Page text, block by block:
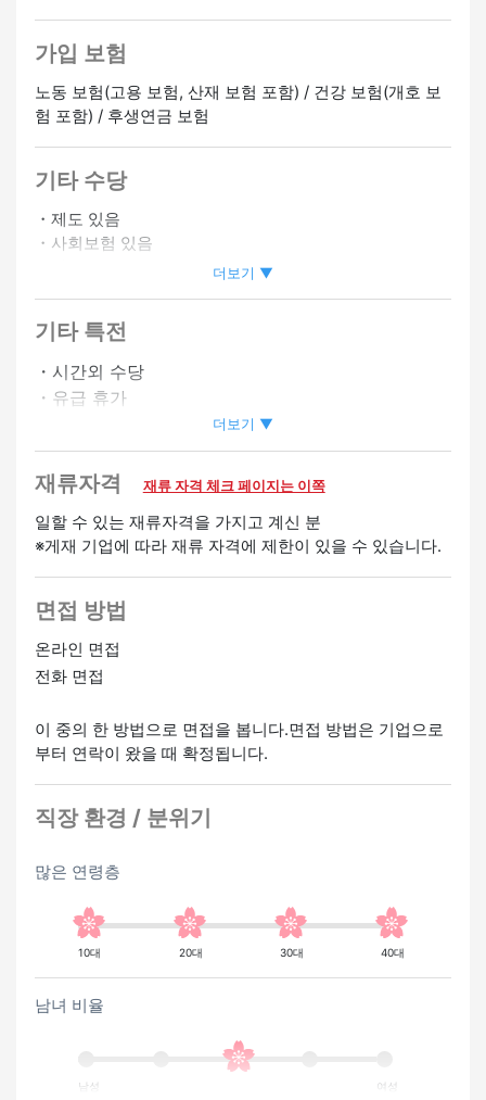
가입 보험
노동 보험(고용 보험, 산재 보험 포함) / 건강 보험(개호 보
험 포함) / 후생연금 보험
기타 수당
・제도 있음
・사회보험 있음
더보기 ▼
기타 특전
・시간외 수당
・유급 휴가
환영
여성 활약중 미경험 OK 경험자 우대
영 중국어 스피커 환영 한국어 스피커 환영 베트남어 스
피커 환영 포르투갈어 스피커 환영 타갈로그어 스피커 환
영 스페인어 스피커 환영
더보기 ▼
재류자격 재류 자격 체크 페이지는 이쪽
일할 수 있는 재류자격을 가지고 계신 분
※게재 기업에 따라 재류 자격에 제한이 있을 수 있습니다.
면접 방법
온라인 면접
전화 면접
이 중의 한 방법으로 면접을 봅니다.면접 방법은 기업으로
부터 연락이 왔을 때 확정됩니다.
직장 환경 / 분위기
많은 연령층
10대 20대 30대 40대
남녀 비율
남성 여성